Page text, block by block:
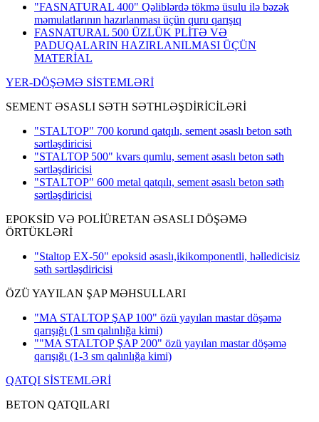
"FASNATURAL 400" Qəliblərdə tökmə üsulu ilə bəzək
məmulatlarının hazırlanması üçün quru qarışıq
FASNATURAL 500 ÜZLÜK PLİTƏ VƏ
PADUQALARIN HAZIRLANILMASI ÜÇÜN
MATERİAL
YER-DÖŞƏMƏ SİSTEMLƏRİ
SEMENT ƏSASLI SƏTH SƏTHLƏŞDİRİCİLƏRİ
"STALTOP" 700 korund qatqılı, sement əsaslı beton səth
sərtləşdiricisi
"STALTOP 500" kvars qumlu, sement əsaslı beton səth
sərtləşdiricisi
"STALTOP" 600 metal qatqılı, sement əsaslı beton səth
sərtləşdiricisi
EPOKSİD VƏ POLİÜRETAN ƏSASLI DÖŞƏMƏ
ÖRTÜKLƏRİ
"Staltop EX-50" epoksid əsaslı,ikikomponentli, həlledicisiz
səth sərtləşdiricisi
ÖZÜ YAYILAN ŞAP MƏHSULLARI
"MA STALTOP ŞAP 100" özü yayılan mastar döşəmə
qarışığı (1 sm qalınlığa kimi)
""MA STALTOP ŞAP 200" özü yayılan mastar döşəmə
qarışığı (1-3 sm qalınlığa kimi)
QATQI SİSTEMLƏRİ
BETON QATQILARI